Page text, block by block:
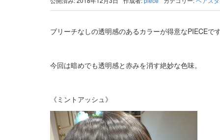
ブリーチなしの透明感のあるカラーが得意なPIECEです
今回は暗めでも透明感と赤みを消す絶妙な色味。
《ミントアッシュ》